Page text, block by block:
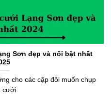
Sơn đẹp và nổi bật nhất
cho các cặp đôi muốn chụp
cưới